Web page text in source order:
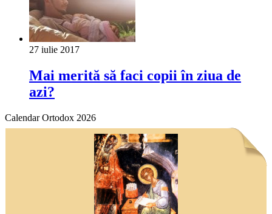
27 iulie 2017
Mai merită să faci copii în ziua de
azi?
Calendar Ortodox 2026